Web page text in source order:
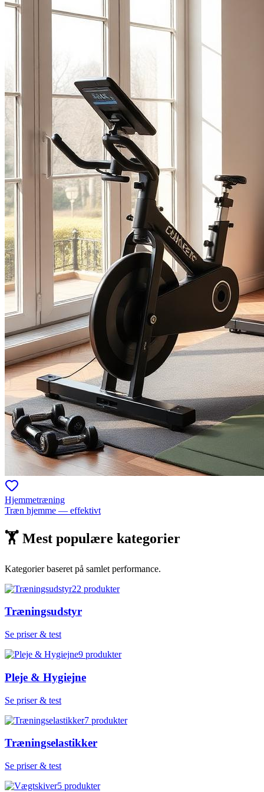
Hjemmetræning
Træn hjemme — effektivt
🏋 Mest populære kategorier
Kategorier baseret på samlet performance.
22 produkter
Træningsudstyr
Se priser & test
9 produkter
Pleje & Hygiejne
Se priser & test
7 produkter
Træningselastikker
Se priser & test
5 produkter